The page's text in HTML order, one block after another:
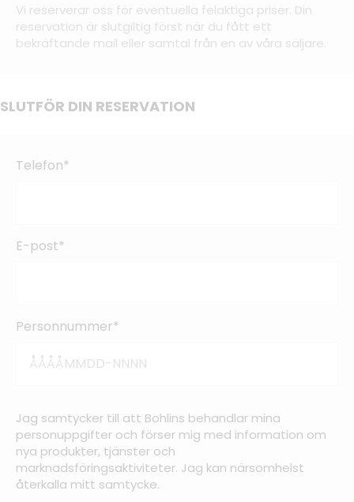
Vi reserverar oss för eventuella felaktiga priser. Din
reservation är slutgiltig först när du fått ett
bekräftande mail eller samtal från en av våra säljare.
SLUTFÖR DIN RESERVATION
Telefon*
E-post*
Personnummer*
Jag samtycker till att Bohlins behandlar mina
personuppgifter och förser mig med information om
nya produkter, tjänster och
marknadsföringsaktiviteter. Jag kan närsomhelst
återkalla mitt samtycke.